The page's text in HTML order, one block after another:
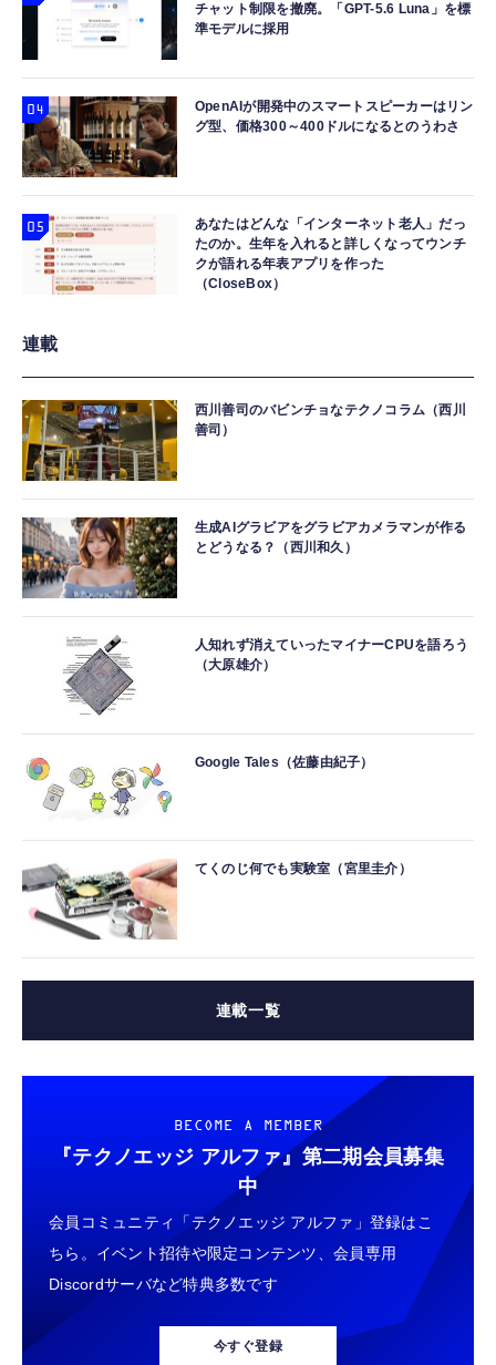
チャット制限を撤廃。「GPT-5.6 Luna」を標
準モデルに採用
OpenAIが開発中のスマートスピーカーはリン
グ型、価格300～400ドルになるとのうわさ
あなたはどんな「インターネット老人」だっ
たのか。生年を入れると詳しくなってウンチ
クが語れる年表アプリを作った
（CloseBox）
連載
西川善司のバビンチョなテクノコラム（西川
善司）
生成AIグラビアをグラビアカメラマンが作る
とどうなる？（西川和久）
人知れず消えていったマイナーCPUを語ろう
（大原雄介）
Google Tales（佐藤由紀子）
てくのじ何でも実験室（宮里圭介）
連載一覧
BECOME A MEMBER
『テクノエッジ アルファ』 第二期会員募集
中
会員コミュニティ「テクノエッジ アルファ」登録はこ
ちら。イベント招待や限定コンテンツ、会員専用
Discordサーバなど特典多数です
今すぐ登録